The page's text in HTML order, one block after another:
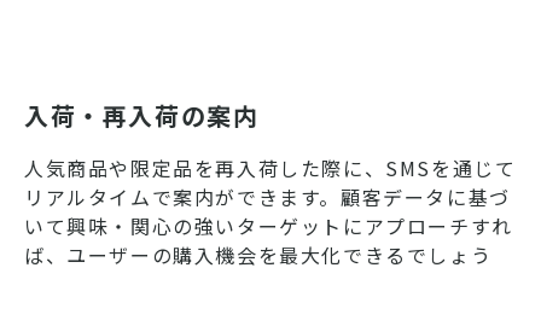
入荷・再入荷の案内
人気商品や限定品を再入荷した際に、SMSを通じて
リアルタイムで案内ができます。顧客データに基づ
いて興味・関心の強いターゲットにアプローチすれ
ば、ユーザーの購入機会を最大化できるでしょう